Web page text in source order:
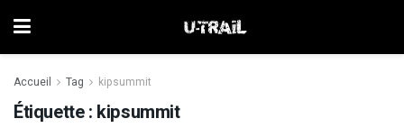
Accueil Tag kipsummit
Étiquette : kipsummit